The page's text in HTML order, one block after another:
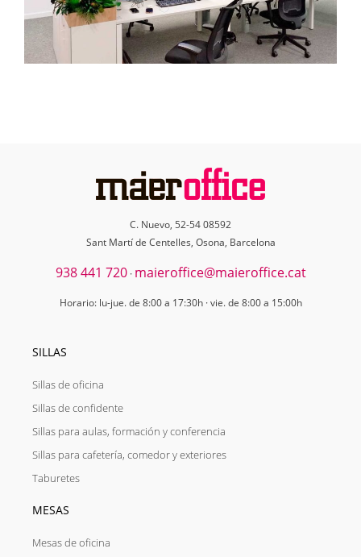
C. Nuevo, 52-54 08592
Sant Martí de Centelles, Osona, Barcelona
938 441 720· maieroffice@maieroffice.cat
Horario: lu-jue. de 8:00 a 17:30h · vie. de 8:00 a 15:00h
SILLAS
Sillas de oficina
Sillas de confidente
Sillas para aulas, formación y conferencia
Sillas para cafetería, comedor y exteriores
Taburetes
MESAS
Mesas de oficina